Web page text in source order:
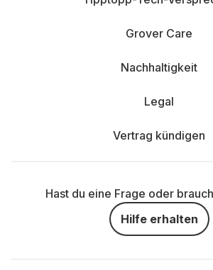
Grover Care
Nachhaltigkeit
Legal
Vertrag kündigen
Hast du eine Frage oder
Hilfe erhalten